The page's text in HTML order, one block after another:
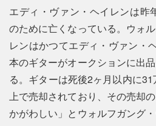
エディ・ヴァン・ヘイレンは昨
のために亡くなっている。ウォ
レンはかつてエディ・ヴァン・
本のギターがオークションに出
る。ギターは死後2ヶ月以内に
上で売却されており、その売却
かがわしい」とウォルフガング